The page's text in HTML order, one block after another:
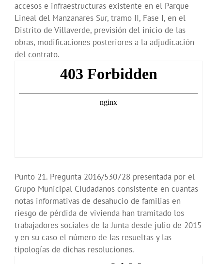
accesos e infraestructuras existente en el Parque
Lineal del Manzanares Sur, tramo II, Fase I, en el
Distrito de Villaverde, previsión del inicio de las
obras, modificaciones posteriores a la adjudicación
del contrato.
Punto 21. Pregunta 2016/530728 presentada por el
Grupo Municipal Ciudadanos consistente en cuantas
notas informativas de desahucio de familias en
riesgo de pérdida de vivienda han tramitado los
trabajadores sociales de la Junta desde julio de 2015
y en su caso el número de las resueltas y las
tipologías de dichas resoluciones.